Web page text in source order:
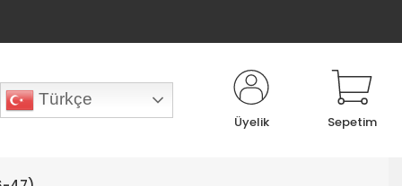
Türkçe
Üyelik Sepetim